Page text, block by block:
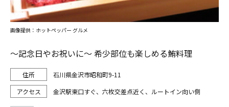
～記念日やお祝いに～ 希少部位も楽しめる鮪料理
石川県金沢市昭和町9-11
金沢駅東口すぐ、六枚交差点近く、ルートイン向い側
画像提供：ホットペッパー グルメ